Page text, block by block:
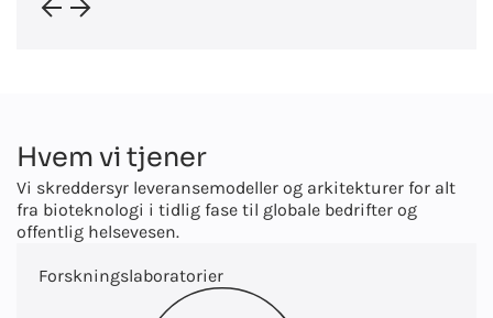
Hvem vi tjener
Vi skreddersyr leveransemodeller og arkitekturer for alt
fra bioteknologi i tidlig fase til globale bedrifter og
offentlig helsevesen.
Forskningslaboratorier